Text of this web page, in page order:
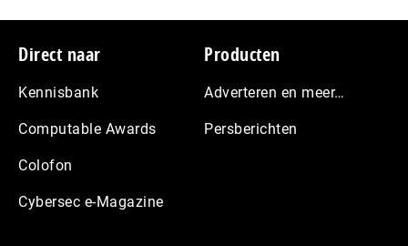
Footer
Direct naar
Kennisbank
Computable Awards
Colofon
Cybersec e-Magazine
Producten
Adverteren en meer…
Persberichten